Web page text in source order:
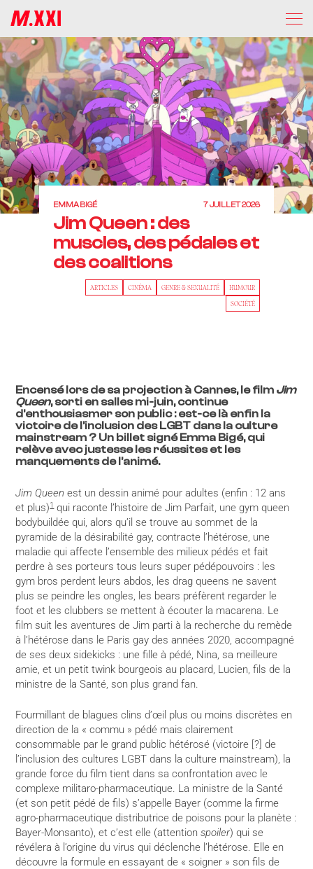
EMMA BIGÉ 7 JUILLET 2026
Jim Queen : des
muscles, des pédales et
des coalitions
ARTICLES CINÉMA GENRE & SEXUALITÉ
HUMOUR
SOCIÉTÉ
Encensé lors de sa projection à Cannes, le film Jim
Queen, sorti en salles mi-juin, continue
d’enthousiasmer son public : est-ce là enfin la
victoire de l’inclusion des LGBT dans la culture
mainstream ? Un billet signé Emma Bigé, qui
relève avec justesse les réussites et les
manquements de l’animé.
Jim Queen est un dessin animé pour adultes (enfin : 12 ans
et plus)1qui raconte l’histoire de Jim Parfait, une gym queen
bodybuildée qui, alors qu’il se trouve au sommet de la
pyramide de la désirabilité gay, contracte l’hétérose, une
maladie qui affecte l’ensemble des milieux pédés et fait
perdre à ses porteurs tous leurs super pédépouvoirs : les
gym bros perdent leurs abdos, les drag queens ne savent
plus se peindre les ongles, les bears préfèrent regarder le
foot et les clubbers se mettent à écouter la macarena. Le
film suit les aventures de Jim parti à la recherche du remède
à l’hétérose dans le Paris gay des années 2020, accompagné
de ses deux sidekicks : une fille à pédé, Nina, sa meilleure
amie, et un petit twink bourgeois au placard, Lucien, fils de la
ministre de la Santé, son plus grand fan.
Fourmillant de blagues clins d’œil plus ou moins discrètes en
direction de la « commu » pédé mais clairement
consommable par le grand public hétérosé (victoire [?] de
l’inclusion des cultures LGBT dans la culture mainstream), la
grande force du film tient dans sa confrontation avec le
complexe militaro-pharmaceutique. La ministre de la Santé
(et son petit pédé de fils) s’appelle Bayer (comme la firme
agro-pharmaceutique distributrice de poisons pour la planète :
Bayer-Monsanto), et c’est elle (attentionspoiler) qui se
révélera à l’origine du virus qui déclenche l’hétérose. Elle en
découvre la formule en essayant de « soigner » son fils de